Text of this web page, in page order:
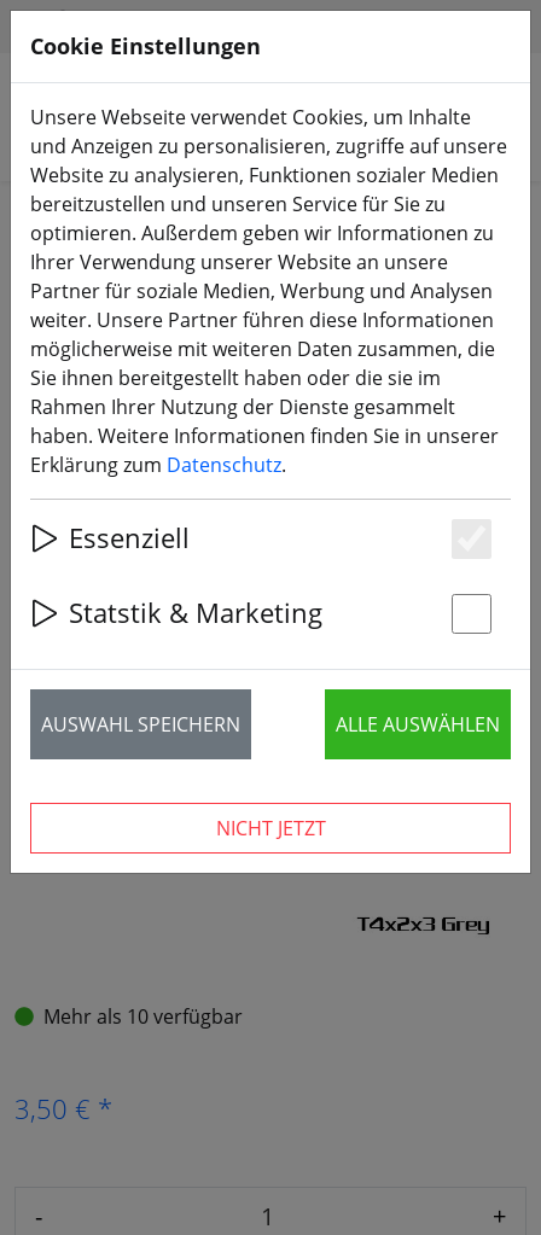
Produkte suchen
Start Propeller 4 Zoll Propeller
HQ Durable Dreiblatt Propeller
T4X2X3 Grau 4 Stück PC 4 Zoll
Mehr als 10 verfügbar
3,50 € *
- +
Cookie Einstellungen
Unsere Webseite verwendet Cookies, um Inhalte
und Anzeigen zu personalisieren, zugriffe auf unsere
Website zu analysieren, Funktionen sozialer Medien
bereitzustellen und unseren Service für Sie zu
optimieren. Außerdem geben wir Informationen zu
Ihrer Verwendung unserer Website an unsere
Partner für soziale Medien, Werbung und Analysen
weiter. Unsere Partner führen diese Informationen
möglicherweise mit weiteren Daten zusammen, die
Sie ihnen bereitgestellt haben oder die sie im
Rahmen Ihrer Nutzung der Dienste gesammelt
haben. Weitere Informationen finden Sie in unserer
Erklärung zum Datenschutz.
Essenziell
Statstik & Marketing
AUSWAHL SPEICHERN ALLE AUSWÄHLEN
NICHT JETZT